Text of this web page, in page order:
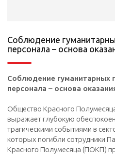
Соблюдение
персонала – основа
Соблюдение гуманитарных
персонала – основа
Общество Красного
выражает глубокую
трагическими событиями в
которых погибли сотрудники
Красного Полумесяца (ПОКП)